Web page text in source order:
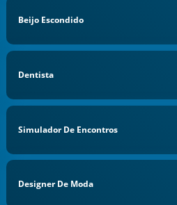
Beijo Escondido
Dentista
Simulador De Encontros
Designer De Moda